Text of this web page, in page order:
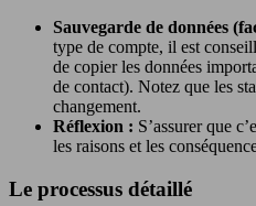
Sauvegarde de données
type de compte, il est
de copier les données
de contact). Notez que les
changement.
Réflexion : S’assurer que
les raisons et les
Le processus détaillé